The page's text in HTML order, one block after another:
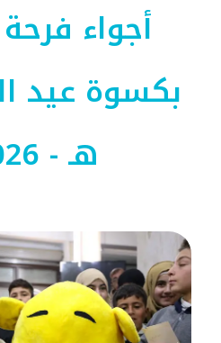
أجواء
هـ - 2026 م